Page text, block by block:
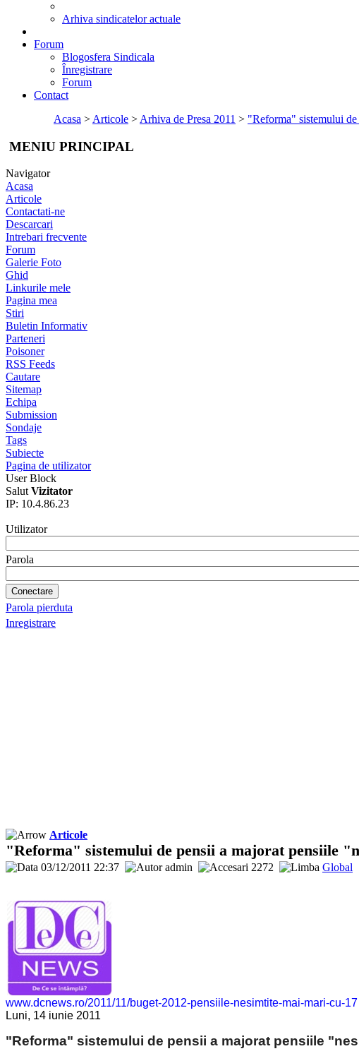
Arhiva sindicatelor actuale
Forum
Blogosfera Sindicala
Înregistrare
Forum
Contact
Acasa > Articole > Arhiva de Presa 2011 > "Reforma" sistemului
MENIU PRINCIPAL
Navigator
Acasa
Articole
Contactati-ne
Descarcari
Intrebari frecvente
Forum
Galerie Foto
Ghid
Linkurile mele
Pagina mea
Stiri
Buletin Informativ
Parteneri
Poisoner
RSS Feeds
Cautare
Sitemap
Echipa
Submission
Sondaje
Tags
Subiecte
Pagina de utilizator
User Block
Salut Vizitator
IP: 10.4.86.23
Utilizator
Parola
Parola pierduta
Inregistrare
Articole
"Reforma" sistemului de pensii a majorat pensiile
03/12/2011 22:37 admin 2272 Global
www.dcnews.ro/2011/11/buget-2012-pensiile-nesimtite-mai-mari-cu-17
Luni, 14 iunie 2011
"Reforma" sistemului de pensii a majorat pensiile